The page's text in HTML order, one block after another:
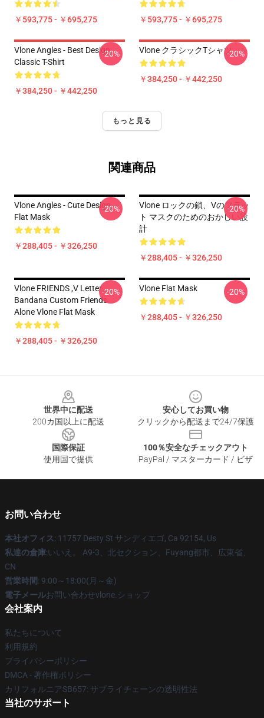
￥593,775 - ￥695,275 ￥593,775 - ￥695,275
Vlone Angles - Best Design
Classic T-Shirt
￥384,250 - ￥442,250
-20% Vlone クラシックTシャツ
￥384,250 - ￥442,250
-20%
もっと見る
関連商品
Vlone Angles - Cute Design
Flat Mask
￥288,405 - ￥326,250
-20%
Vlone ロックの鎖、Vのフラッ
ト マスクのためのおかしい設
計
￥288,405 - ￥326,250
-20%
Vlone FRIENDS ,V Letter
Bandana Custom Friends
Alone Vlone Flat Mask
￥288,405 - ￥326,250
-20% Vlone Flat Mask
￥288,405 - ￥326,250
-20%
世界中に配送
200カ国以上に配送
安心してお買い物
クリックから配送まで24/7保護
国際保証
使用国で提供
100％安全なチェックアウト
PayPal / マスターカード / ビザ
お問い合わせ
本社オフィス: 11757 Desty St サンディエゴ, Ca 92154, Us
私達の倉庫:いいえ。 A9-3、北セクション、Fuyang都市、広東省、
CN
営業時間: 9:00～18:00(月～金)
電子メールお問い合わせvlone.ショップ
会社案内
私たちについて
利用規約
プライバシーポリシー
DMCA - 著作権ポリシー
カリフォルニアSB657: サプライチェーンの透明性法
当社のサポート